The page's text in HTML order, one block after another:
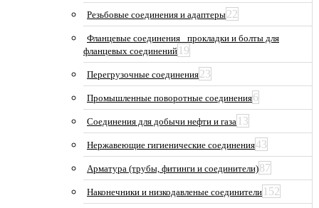
Резьбовые соединения и адаптеры22
Фланцевые соединения_ прокладки и болты для
фланцевых соединений 19
Перегрузочные соединения23
Промышленные поворотные соединения6
Соединения для добычи нефти и газа 13
Нержавеющие гигиенические соединения43
Арматура (трубы, фитинги и соединители)87
Наконечники и низкодавленые соединители 152